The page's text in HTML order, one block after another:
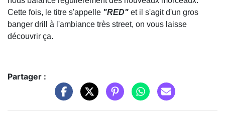
Cette fois, le titre s'appelle "RED" et il s'agit d'un gros
banger drill à l'ambiance très street, on vous laisse
découvrir ça.
Partager :